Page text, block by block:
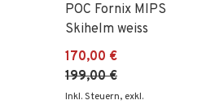
POC Fornix MIPS
Skihelm weiss
170,00 €
199,00 €
Inkl. Steuern, exkl.